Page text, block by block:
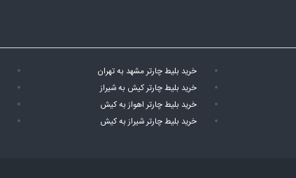
خرید بلیط چارتر مشهد به تهران
خرید بلیط چارتر کیش به شیراز
خرید بلیط چارتر اهواز به کیش
خرید بلیط چارتر شیراز به کیش